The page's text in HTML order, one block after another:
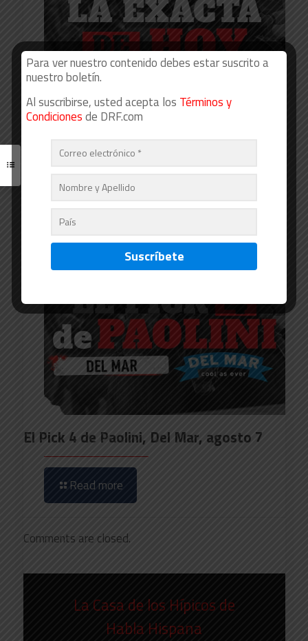
La Exacta de Hoy, Woodbine, agosto 7
Read more
El Pick 4 de Paolini, Del Mar, agosto 7
Read more
Comments are closed.
La Casa de los Hípicos de
Habla Hispana
Para ver nuestro contenido debes estar suscrito a
nuestro boletín.
Al suscribirse, usted acepta los Términos y
Condicionesde DRF.com